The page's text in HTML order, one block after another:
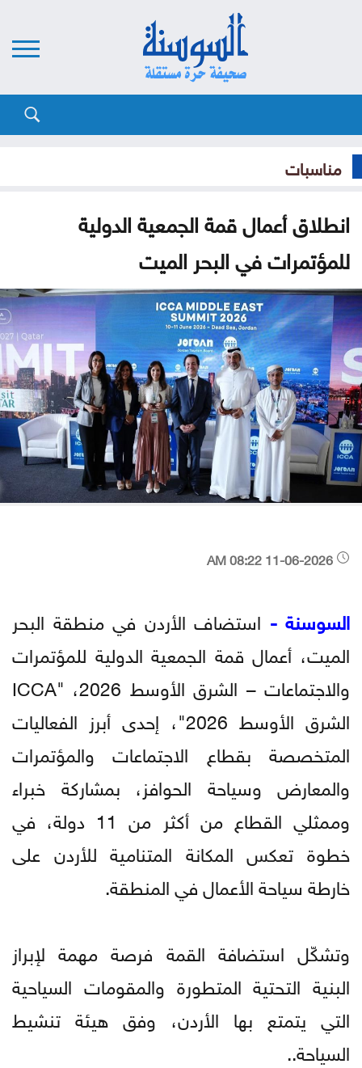
مناسبات
انطلاق أعمال قمة الجمعية الدولية
للمؤتمرات في البحر الميت
السوسنة - استضاف الأردن في منطقة البحر
الميت، أعمال قمة الجمعية الدولية للمؤتمرات
والاجتماعات – الشرق الأوسط 2026، "ICCA
الشرق الأوسط 2026"، إحدى أبرز الفعاليات
المتخصصة بقطاع الاجتماعات والمؤتمرات
والمعارض وسياحة الحوافز، بمشاركة خبراء
وممثلي القطاع من أكثر من 11 دولة، في
خطوة تعكس المكانة المتنامية للأردن على
خارطة سياحة الأعمال في المنطقة.
وتشكّل استضافة القمة فرصة مهمة لإبراز
البنية التحتية المتطورة والمقومات السياحية
التي يتمتع بها الأردن، وفق هيئة تنشيط
السياحة..